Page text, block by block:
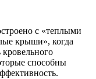
с «теплыми
крыши», когда
способны